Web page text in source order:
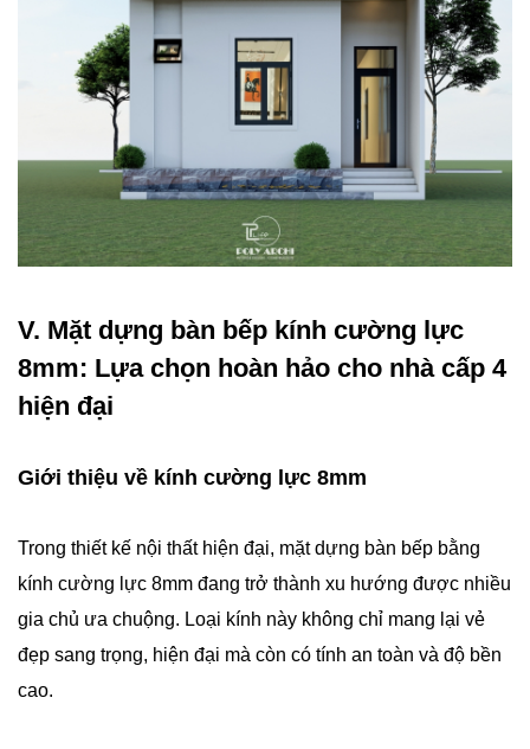
V. Mặt dựng bàn bếp kính cường lực
8mm: Lựa chọn hoàn hảo cho nhà cấp 4
hiện đại
Giới thiệu về kính cường lực 8mm
Trong thiết kế nội thất hiện đại, mặt dựng bàn bếp bằng
kính cường lực 8mm đang trở thành xu hướng được nhiều
gia chủ ưa chuộng. Loại kính này không chỉ mang lại vẻ
đẹp sang trọng, hiện đại mà còn có tính an toàn và độ bền
cao.